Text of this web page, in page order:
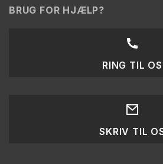
BRUG FOR HJÆLP?
RING TIL OS
SKRIV TIL